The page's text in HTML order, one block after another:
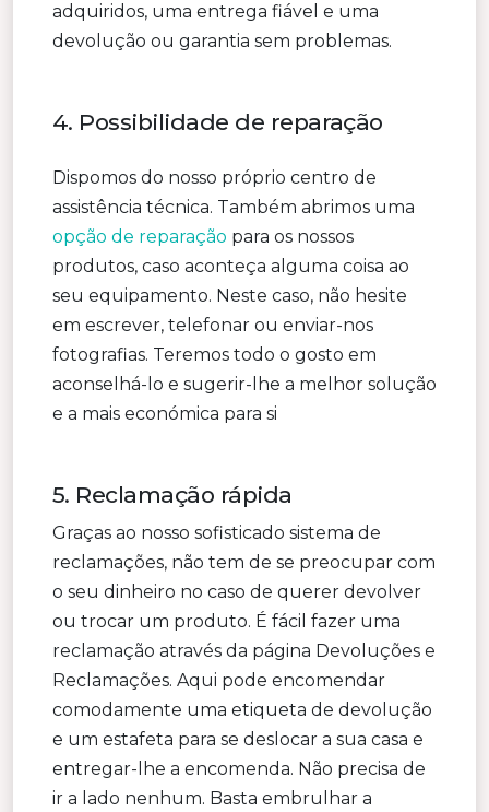
adquiridos, uma entrega fiável e uma
devolução ou garantia sem problemas.
4. Possibilidade de reparação
Dispomos do nosso próprio centro de
assistência técnica. Também abrimos uma
opção de reparação para os nossos
produtos, caso aconteça alguma coisa ao
seu equipamento. Neste caso, não hesite
em escrever, telefonar ou enviar-nos
fotografias. Teremos todo o gosto em
aconselhá-lo e sugerir-lhe a melhor solução
e a mais económica para si
5. Reclamação rápida
Graças ao nosso sofisticado sistema de
reclamações, não tem de se preocupar com
o seu dinheiro no caso de querer devolver
ou trocar um produto. É fácil fazer uma
reclamação através da página Devoluções e
Reclamações. Aqui pode encomendar
comodamente uma etiqueta de devolução
e um estafeta para se deslocar a sua casa e
entregar-lhe a encomenda. Não precisa de
ir a lado nenhum. Basta embrulhar a